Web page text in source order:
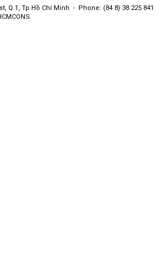
Q.1, Tp.Hồ Chí Minh - Phone: (84 8) 38 225